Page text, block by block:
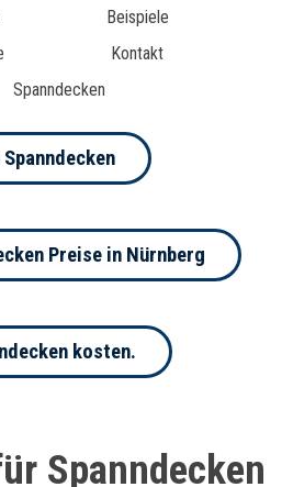
Beispiele
Kontakt
Spanndecken
Spanndecken
Preise in Nürnberg
kosten.
Spanndecken